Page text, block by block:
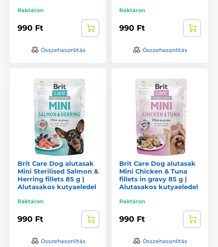
Raktáron
990 Ft
Összehasonlítás
Raktáron
990 Ft
Összehasonlítás
Brit Care Dog alutasak
Mini Sterilised Salmon &
Herring fillets 85 g |
Alutasakos kutyaeledel
Raktáron
990 Ft
Összehasonlítás
Brit Care Dog alutasak
Mini Chicken & Tuna
fillets in gravy 85 g |
Alutasakos kutyaeledel
Raktáron
990 Ft
Összehasonlítás